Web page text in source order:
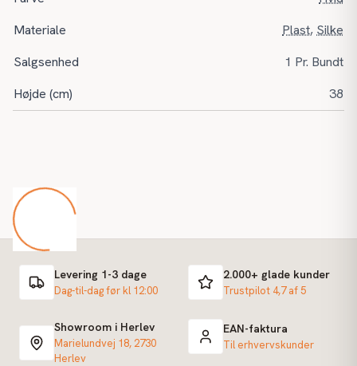
Materiale
Plast, Silke
Salgsenhed
1 Pr. Bundt
Højde (cm)
38
Levering 1-3 dage
Dag-til-dag før kl 12:00
2.000+ glade kunder
Trustpilot 4,7 af 5
Showroom i Herlev
Marielundvej 18, 2730
Herlev
EAN-faktura
Til erhvervskunder